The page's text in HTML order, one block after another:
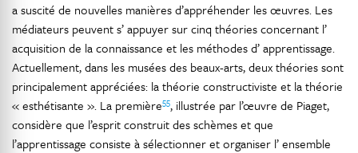
a suscité de nouvelles manières d’appréhender les œuvres. Les
médiateurs peuvent s’ appuyer sur cinq théories concernant l’
acquisition de la connaissance et les méthodes d’ apprentissage.
Actuellement, dans les musées des beaux-arts, deux théories sont
principalement appréciées: la théorie constructiviste et la théorie
« esthétisante ». La première55, illustrée par l’œuvre de Piaget,
considère que l’esprit construit des schèmes et que
l’apprentissage consiste à sélectionner et organiser l’ ensemble